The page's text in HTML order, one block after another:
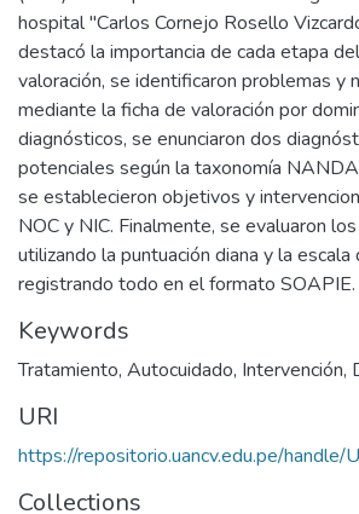
hospital "Carlos Cornejo Rosello
destacó la importancia de cada etapa
valoración, se identificaron problemas y
mediante la ficha de valoración por
diagnósticos, se enunciaron dos
potenciales según la taxonomía
se establecieron objetivos y
NOC y NIC. Finalmente, se evaluaron
utilizando la puntuación diana y la escala
registrando todo en el formato SOAPIE.
Keywords
Tratamiento, Autocuidado, Intervención,
URI
https://repositorio.uancv.edu.pe/
Collections